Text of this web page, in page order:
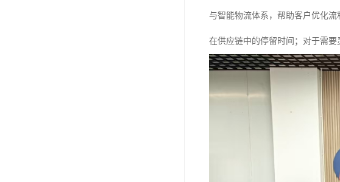
与智能物流体系，帮助客户优化
在供应链中的停留时间；对于需